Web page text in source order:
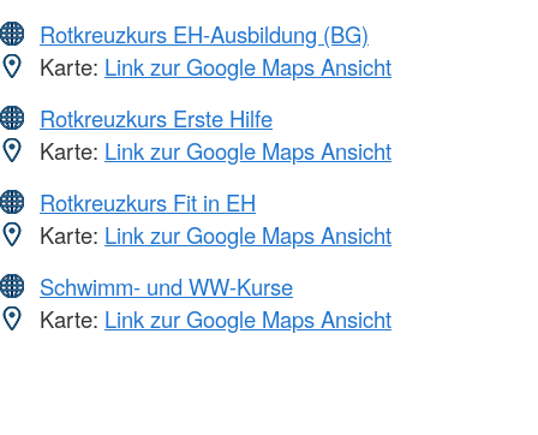
Rotkreuzkurs EH-Ausbildung (BG)
Karte: Link zur Google Maps Ansicht
Rotkreuzkurs Erste Hilfe
Karte: Link zur Google Maps Ansicht
Rotkreuzkurs Fit in EH
Karte: Link zur Google Maps Ansicht
Schwimm- und WW-Kurse
Karte: Link zur Google Maps Ansicht